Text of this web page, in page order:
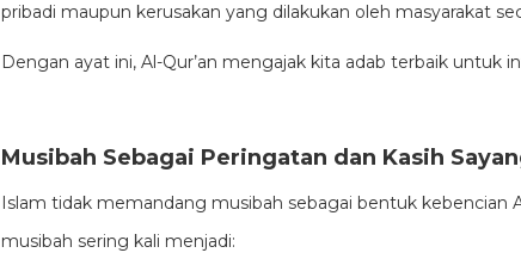
pribadi maupun kerusakan yang dilakukan oleh masyarakat
Dengan ayat ini, Al-Qur’an mengajak kita adab terbaik untuk
Musibah Sebagai Peringatan dan Kasih
Islam tidak memandang musibah sebagai bentuk kebencian
musibah sering kali menjadi: